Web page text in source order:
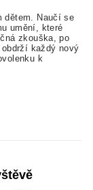
dětem. Naučí se
umění, které
zkouška, po
každý nový
k